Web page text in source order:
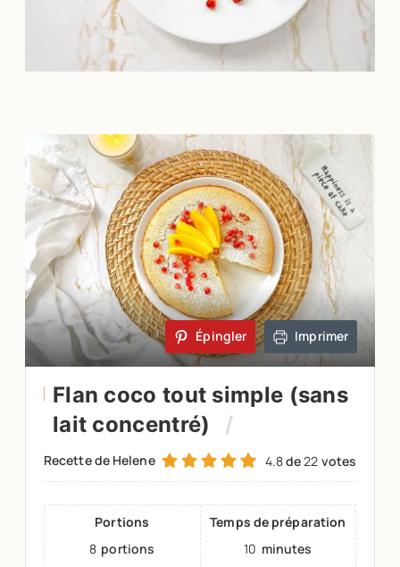
Épingler Imprimer
Flan coco tout simple (sans
lait concentré)
Recette de Helene 4.8de22 votes
Portions
8 portions
Temps de préparation
10 minutes